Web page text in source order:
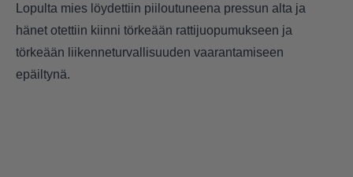
Lopulta mies löydettiin piiloutuneena pressun alta ja
hänet otettiin kiinni törkeään rattijuopumukseen ja
törkeään liikenneturvallisuuden vaarantamiseen
epäiltynä.